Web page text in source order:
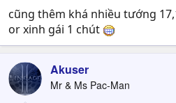
cũng thêm khá nhiều tướng
or xinh gái 1 chút
Akuser
Mr & Ms Pac-Man